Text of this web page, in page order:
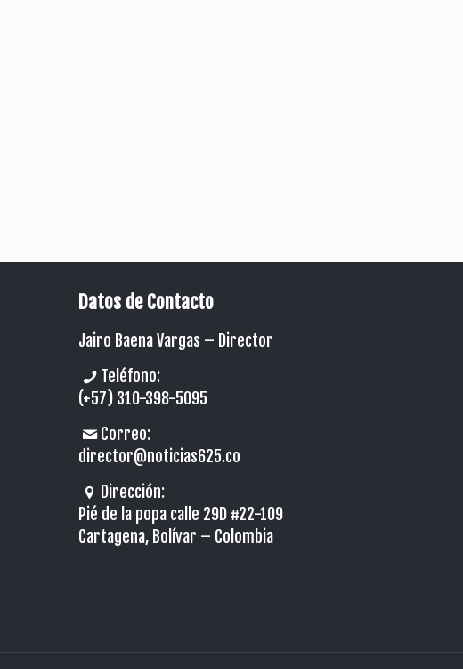
Datos de Contacto
Jairo Baena Vargas – Director
Teléfono:
(+57) 310-398-5095
Correo:
director@noticias625.co
Dirección:
Pié de la popa calle 29D #22-109
Cartagena, Bolívar – Colombia